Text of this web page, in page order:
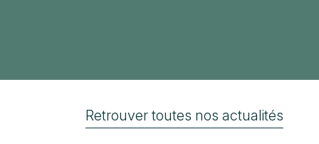
Retrouver toutes nos actualités